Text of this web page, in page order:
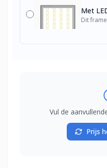
Met
Dit
Vul de
Prijs